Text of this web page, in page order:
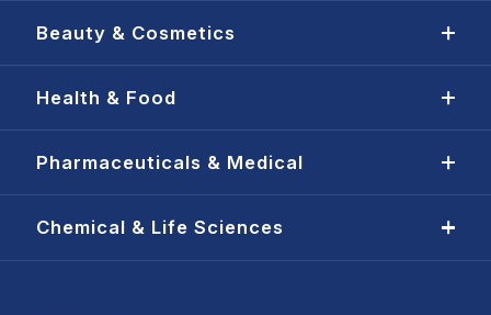
Beauty & Cosmetics
Health & Food
Pharmaceuticals & Medical
Chemical & Life Sciences